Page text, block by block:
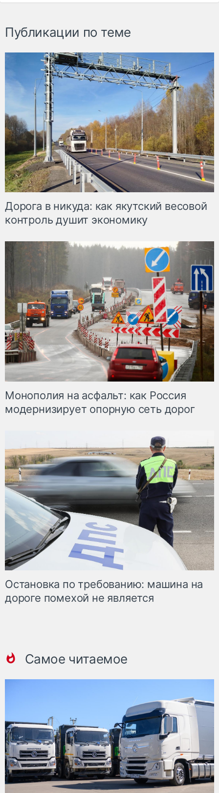
Публикации по теме
Дорога в никуда: как якутский весовой
контроль душит экономику
Монополия на асфальт: как Россия
модернизирует опорную сеть дорог
Остановка по требованию: машина на
дороге помехой не является
Самое читаемое